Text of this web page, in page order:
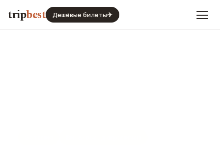
tripbest Дешёвые билеты✈